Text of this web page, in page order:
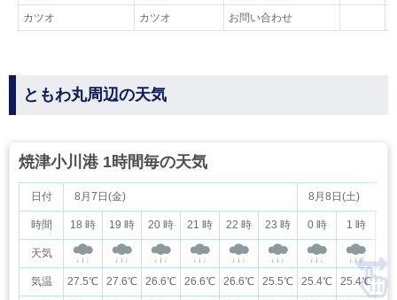
カツオ カツオ お問い合わせ
ともわ丸周辺の天気
焼津小川港 1時間毎の天気
日付
時間
天気
気温
8月7日(金) 8月8日(土)
18 時 19 時 20 時 21 時 22 時 23 時 0 時 1 時
27.5℃ 27.6℃ 26.6℃ 26.6℃ 26.6℃ 25.5℃ 25.4℃ 25.4℃